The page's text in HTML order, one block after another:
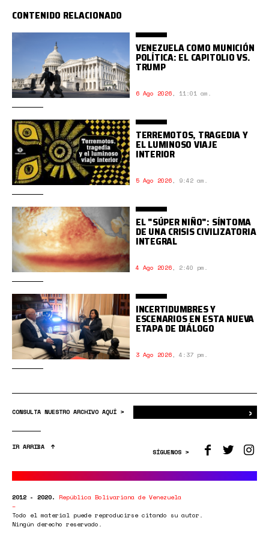
CONTENIDO RELACIONADO
VENEZUELA COMO MUNICIÓN
POLÍTICA: EL CAPITOLIO VS.
TRUMP
6 Ago 2026, 11:01 am.
TERREMOTOS, TRAGEDIA Y
EL LUMINOSO VIAJE
INTERIOR
5 Ago 2026, 9:42 am.
EL "SÚPER NIÑO": SÍNTOMA
DE UNA CRISIS CIVILIZATORIA
INTEGRAL
4 Ago 2026, 2:40 pm.
INCERTIDUMBRES Y
ESCENARIOS EN ESTA NUEVA
ETAPA DE DIÁLOGO
3 Ago 2026, 4:37 pm.
CONSULTA NUESTRO ARCHIVO AQUÍ > ›
IR ARRIBA
SÍGUENOS >
2012 - 2020. República Bolivariana de Venezuela
Todo el material puede reproducirse citando su autor.
Ningún derecho reservado.